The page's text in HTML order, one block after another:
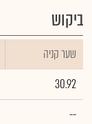
ביקוש
שער קניה
30.92
--